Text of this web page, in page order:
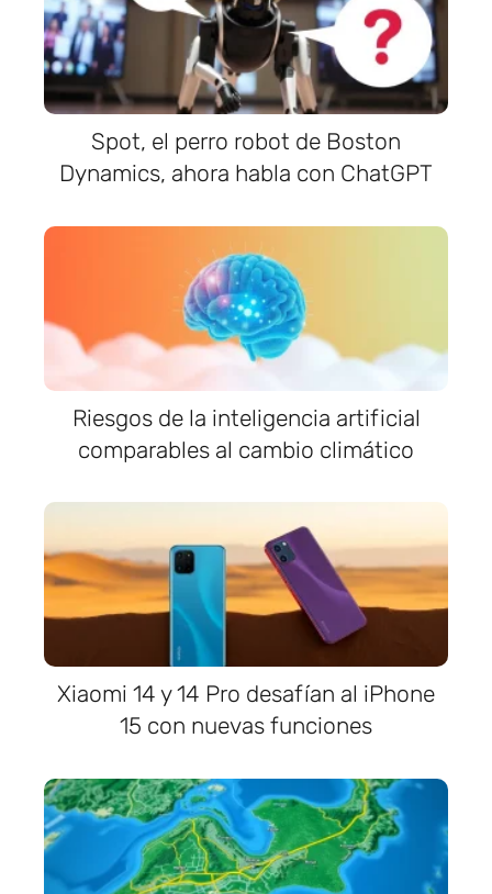
Spot, el perro robot de Boston
Dynamics, ahora habla con ChatGPT
Riesgos de la inteligencia artificial
comparables al cambio climático
Xiaomi 14 y 14 Pro desafían al iPhone
15 con nuevas funciones